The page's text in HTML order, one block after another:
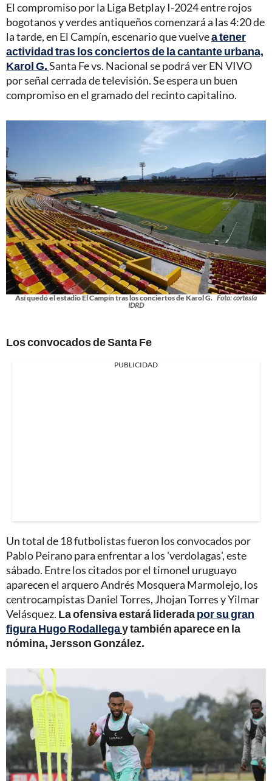
El compromiso por la Liga Betplay I-2024 entre rojos
bogotanos y verdes antiqueños comenzará a las 4:20 de
la tarde, en El Campín, escenario que vuelvea tener
actividad tras los conciertos de la cantante urbana,
Karol G.Santa Fe vs. Nacional se podrá ver EN VIVO
por señal cerrada de televisión. Se espera un buen
compromiso en el gramado del recinto capitalino.
Así quedó el estadio El Campín tras los conciertos de Karol G. Foto: cortesía
IDRD
Los convocados de Santa Fe
PUBLICIDAD
Un total de 18 futbolistas fueron los convocados por
Pablo Peirano para enfrentar a los 'verdolagas', este
sábado. Entre los citados por el timonel uruguayo
aparecen el arquero Andrés Mosquera Marmolejo, los
centrocampistas Daniel Torres, Jhojan Torres y Yilmar
Velásquez. La ofensiva estará lideradapor su gran
figura Hugo Rodallegay también aparece en la
nómina, Jersson González.